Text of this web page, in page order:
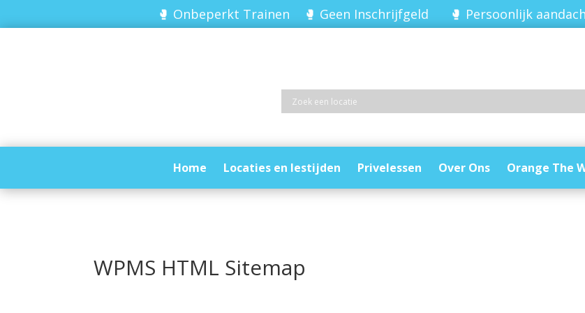
🥊 Onbeperkt Trainen 🥊 Geen Inschrijfgeld 🥊 Persoonlijk
Home Locaties en lestijden Privelessen Over Ons Orange The
WPMS HTML Sitemap